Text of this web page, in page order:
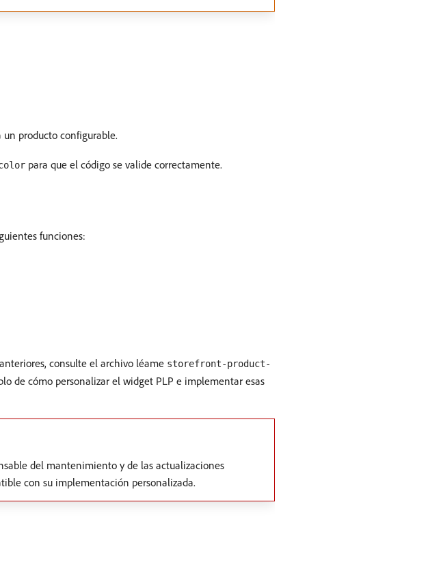
producto configurable.
para que el código se valide correctamente.
funciones:
consulte el archivo léame storefront-product-
de cómo personalizar el widget PLP e implementar esas
del mantenimiento y de las actualizaciones
con su implementación personalizada.